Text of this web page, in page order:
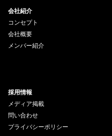
会社紹介
コンセプト
会社概要
メンバー紹介
採用情報
メディア掲載
問い合わせ
プライバシーポリシー